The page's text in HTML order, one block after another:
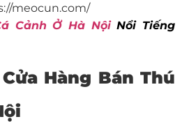
meocun.com/
Cảnh Ở Hà NộiNổi Tiếng
Hàng Bán Thú